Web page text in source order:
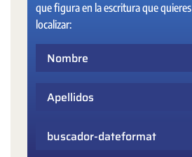
que figura en la escritura que quieres
localizar: